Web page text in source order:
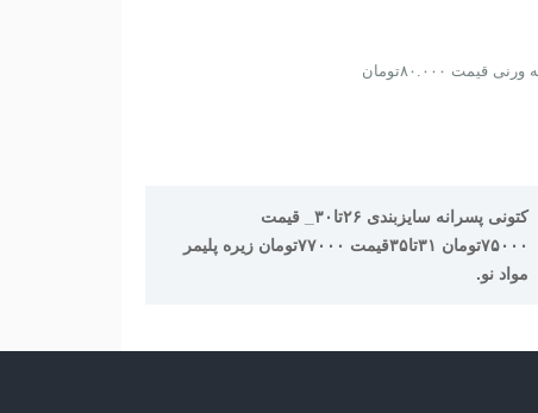
قیمت ۸۰.۰۰۰تومان
کتونی پسرانه سایزبندی ۲۶تا۳۰_ قیمت
۷۵۰۰۰تومان ۳۱تا۳۵قیمت ۷۷۰۰۰تومان زیره پلیمر
مواد نو.